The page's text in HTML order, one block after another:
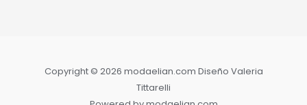
Copyright © 2026 modaelian.com Diseño Valeria
Tittarelli